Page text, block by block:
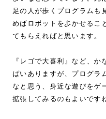
足の人が歩くプログラムも
めばロボットを歩かせるこ
てもらえればと思います。
『レゴで大喜利』など、か
ぱいありますが、プログラ
なと思う、身近な遊びをゲ
拡張してみるのもよいです